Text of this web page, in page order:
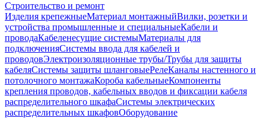
Строительство и ремонт
Изделия крепежныеМатериал монтажныйВилки, розетки и
устройства промышленные и специальныеКабели и
проводаКабеленесущие системыМатериалы для
подключенияСистемы ввода для кабелей и
проводовЭлектроизоляционные трубы/Трубы для защиты
кабеляСистемы защиты шланговыеРелеКаналы настенного и
потолочного монтажаКороба кабельныеКомпоненты
крепления проводов, кабельных вводов и фиксации кабеля
распределительного шкафаСистемы электрических
распределительных шкафовОборудование